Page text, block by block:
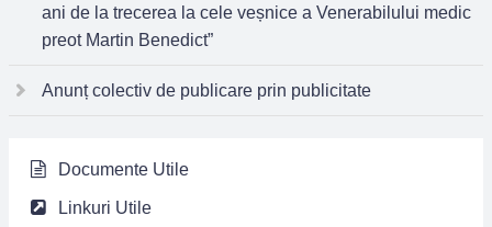
ani de la trecerea la cele veșnice a Venerabilului medic
preot Martin Benedict”
Anunț colectiv de publicare prin publicitate
Documente Utile
Linkuri Utile